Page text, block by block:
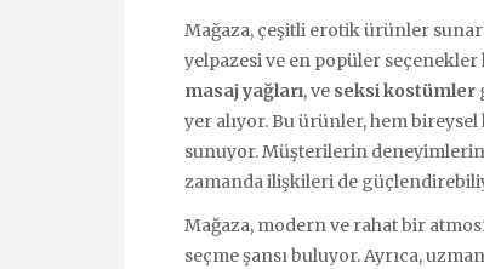
Mağaza, çeşitli erotik ürünler
yelpazesi ve en popüler
masaj yağları, ve seksi kostümler
yer alıyor. Bu ürünler, hem
sunuyor. Müşterilerin
zamanda ilişkileri de
Mağaza, modern ve rahat bir
seçme şansı buluyor. Ayrıca,